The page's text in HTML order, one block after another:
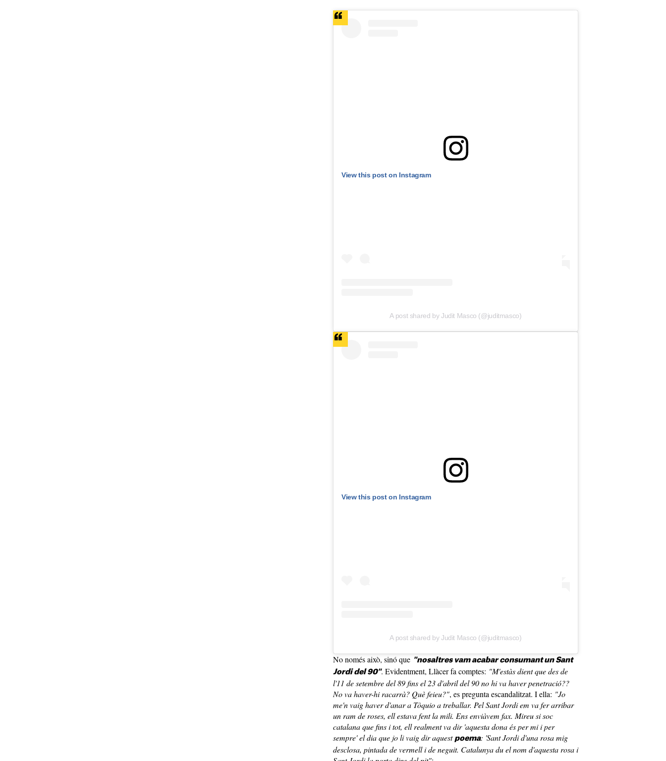
View this post on Instagram
A post shared by Judit Masco (@juditmasco)
View this post on Instagram
A post shared by Judit Masco (@juditmasco)
No només això, sinó que "nosaltres vam acabar consumant un Sant
Jordi del 90". Evidentment, Llàcer fa comptes: "M'estàs dient que des de
l'11 de setembre del 89 fins el 23 d'abril del 90 no hi va haver penetració??
No va haver-hi racarrà? Què feieu?", es pregunta escandalitzat. I ella: "Jo
me'n vaig haver d'anar a Tòquio a treballar. Pel Sant Jordi em va fer arribar
un ram de roses, ell estava fent la mili. Ens enviàvem fax. Mireu si soc
catalana que fins i tot, ell realment va dir 'aquesta dona és per mi i per
sempre' el dia que jo li vaig dir aquest poema: 'Sant Jordi d'una rosa mig
desclosa, pintada de vermell i de neguit. Catalunya du el nom d'aquesta rosa i